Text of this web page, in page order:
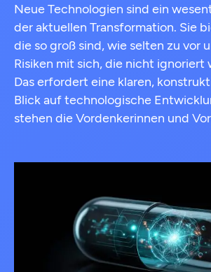
Neue Technologien sind ein
der aktuellen Transformation. Sie
die so groß sind, wie selten zu vor
Risiken mit sich, die nicht ignoriert
Das erfordert eine klaren,
Blick auf technologische
stehen die Vordenkerinnen und